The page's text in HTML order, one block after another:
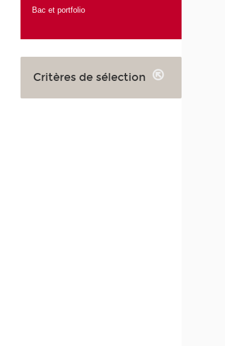
Bac et portfolio
Critères de sélection